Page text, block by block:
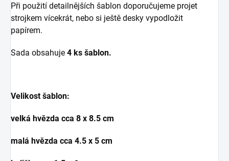
Při použití detailnějších šablon doporučujeme projet
strojkem vícekrát, nebo si ještě desky vypodložit
papírem.
Sada obsahuje 4 ks šablon.
Velikost šablon:
velká hvězda cca 8 x 8.5 cm
malá hvězda cca 4.5 x 5 cm